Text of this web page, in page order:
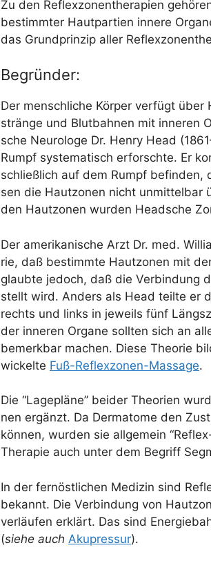
Zu den Reflex­zo­nen­the­ra­pien
bestimm­ter Haut­par­tien inne­re
das Grund­prin­zip aller
Begründer:
Der mensch­li­che Kör­per ver­fügt
strän­ge und Blut­bah­nen mit inne­ren
sche Neu­ro­lo­ge Dr. Hen­ry Head
Rumpf sys­te­ma­tisch erforsch­te. Er
schließ­lich auf dem Rumpf
sen die Haut­zo­nen nicht unmit­tel­bar
den Haut­zo­nen wur­den Head­sche
Der ame­ri­ka­ni­sche Arzt Dr. med.
rie, daß bestimm­te Haut­zo­nen mit
glaub­te jedoch, daß die Ver­bin­dung
stellt wird. Anders als Head teil­te er
rechts und links in jeweils fünf
der inne­ren Orga­ne soll­ten sich an
bemerk­bar machen. Die­se Theo­rie
wi­ckel­te Fuß-Reflex­zo­nen-Mas­sa­ge.
Die “Lage­plä­ne” bei­der Theo­rien
nen ergänzt. Da Der­mato­me den
kön­nen, wur­den sie all­ge­mein
The­ra­pie auch unter dem Begriff
In der fern­öst­li­chen Medi­zin sind
bekannt. Die Ver­bin­dung von
ver­läu­fen erklärt. Das sind
(sie­he auch Aku­pres­sur).